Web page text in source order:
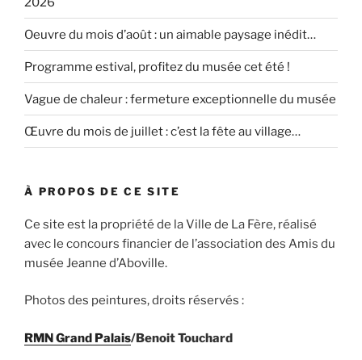
Oeuvre du mois d’août : un aimable paysage inédit…
Programme estival, profitez du musée cet été !
Vague de chaleur : fermeture exceptionnelle du musée
Œuvre du mois de juillet : c’est la fête au village…
À PROPOS DE CE SITE
Ce site est la propriété de la Ville de La Fère, réalisé
avec le concours financier de l’association des Amis du
musée Jeanne d’Aboville.
Photos des peintures, droits réservés :
RMN Grand Palais/Benoit Touchard